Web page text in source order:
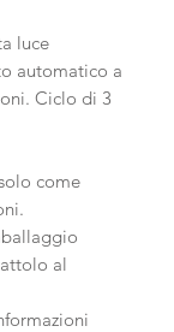
luce
automatico a
Ciclo di 3
come
al